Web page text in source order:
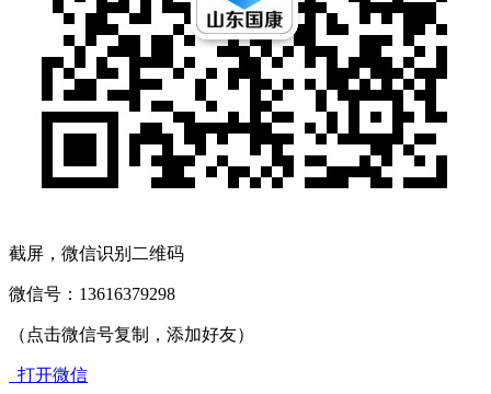
截屏，微信识别二维码
微信号： 13616379298
（点击微信号复制，添加好友）
打开微信